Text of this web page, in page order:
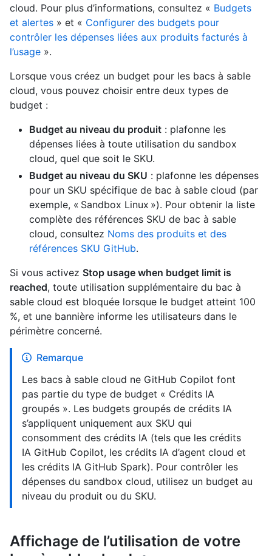
cloud. Pour plus d’informations, consultez « Budgets
et alertes » et « Configurer des budgets pour
contrôler les dépenses liées aux produits facturés à
l’usage ».
Lorsque vous créez un budget pour les bacs à sable
cloud, vous pouvez choisir entre deux types de
budget :
Budget au niveau du produit : plafonne les
dépenses liées à toute utilisation du sandbox
cloud, quel que soit le SKU.
Budget au niveau du SKU : plafonne les dépenses
pour un SKU spécifique de bac à sable cloud (par
exemple, « Sandbox Linux »). Pour obtenir la liste
complète des références SKU de bac à sable
cloud, consultez Noms des produits et des
références SKU GitHub.
Si vous activez Stop usage when budget limit is
reached, toute utilisation supplémentaire du bac à
sable cloud est bloquée lorsque le budget atteint 100
%, et une bannière informe les utilisateurs dans le
périmètre concerné.
Remarque
Les bacs à sable cloud ne GitHub Copilot font
pas partie du type de budget « Crédits IA
groupés ». Les budgets groupés de crédits IA
s’appliquent uniquement aux SKU qui
consomment des crédits IA (tels que les crédits
IA GitHub Copilot, les crédits IA d’agent cloud et
les crédits IA GitHub Spark). Pour contrôler les
dépenses du sandbox cloud, utilisez un budget au
niveau du produit ou du SKU.
Affichage de l’utilisation de votre